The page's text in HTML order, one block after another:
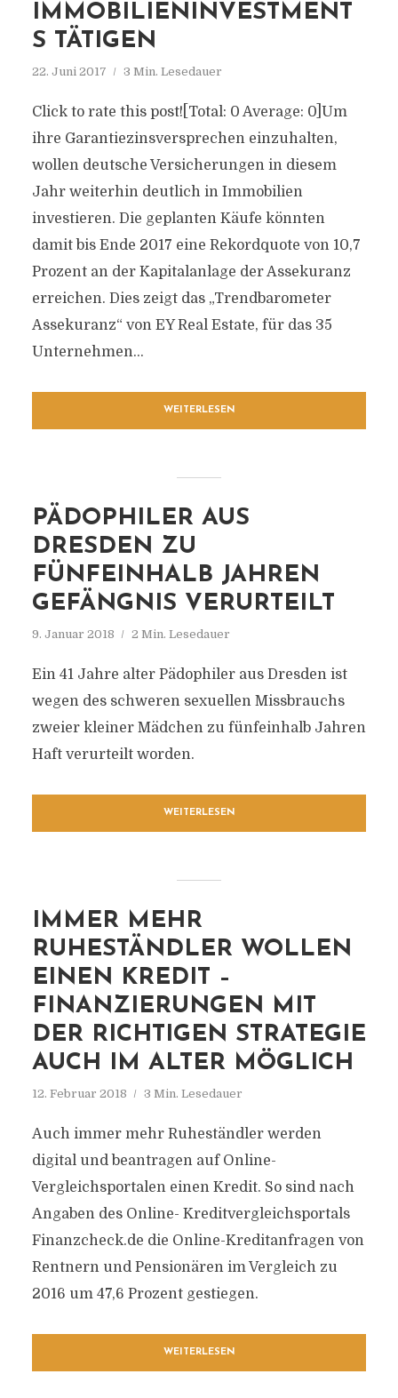
IMMOBILIENINVESTMENT
S TÄTIGEN
22. Juni 2017 3 Min. Lesedauer
Click to rate this post![Total: 0 Average: 0]Um
ihre Garantiezinsversprechen einzuhalten,
wollen deutsche Versicherungen in diesem
Jahr weiterhin deutlich in Immobilien
investieren. Die geplanten Käufe könnten
damit bis Ende 2017 eine Rekordquote von 10,7
Prozent an der Kapitalanlage der Assekuranz
erreichen. Dies zeigt das „Trendbarometer
Assekuranz“ von EY Real Estate, für das 35
Unternehmen...
WEITERLESEN
PÄDOPHILER AUS
DRESDEN ZU
FÜNFEINHALB JAHREN
GEFÄNGNIS VERURTEILT
9. Januar 2018 2 Min. Lesedauer
Ein 41 Jahre alter Pädophiler aus Dresden ist
wegen des schweren sexuellen Missbrauchs
zweier kleiner Mädchen zu fünfeinhalb Jahren
Haft verurteilt worden.
WEITERLESEN
IMMER MEHR
RUHESTÄNDLER WOLLEN
EINEN KREDIT –
FINANZIERUNGEN MIT
DER RICHTIGEN STRATEGIE
AUCH IM ALTER MÖGLICH
12. Februar 2018 3 Min. Lesedauer
Auch immer mehr Ruheständler werden
digital und beantragen auf Online-
Vergleichsportalen einen Kredit. So sind nach
Angaben des Online- Kreditvergleichsportals
Finanzcheck.de die Online-Kreditanfragen von
Rentnern und Pensionären im Vergleich zu
2016 um 47,6 Prozent gestiegen.
WEITERLESEN